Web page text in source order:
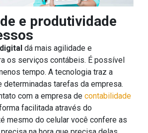
e produtividade
dá mais agilidade e
os serviços contábeis. É possível
tempo. A tecnologia traz a
determinadas tarefas da empresa.
com a empresa de contabilidade
facilitada através do
mesmo do celular você confere as